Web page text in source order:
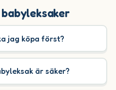
jag köpa först?
är säker?